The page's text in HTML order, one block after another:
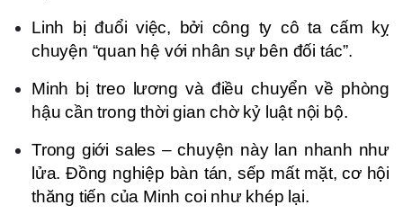
Linh bị đuổi việc, bởi công ty cô ta cấm kỵ
chuyện “quan hệ với nhân sự bên đối tác”.
Minh bị treo lương và điều chuyển về phòng
hậu cần trong thời gian chờ kỷ luật nội bộ.
Trong giới sales – chuyện này lan nhanh như
lửa. Đồng nghiệp bàn tán, sếp mất mặt, cơ hội
thăng tiến của Minh coi như khép lại.